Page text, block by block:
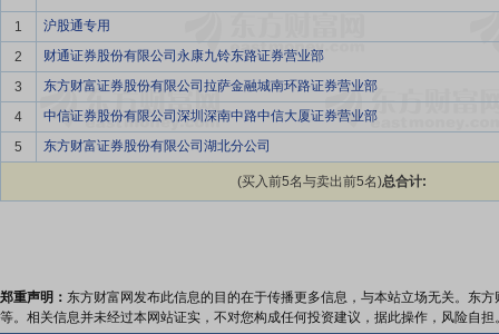
1
沪股通专用
2
财通证券股份有限公司永康九铃东路证券营业部
3
东方财富证券股份有限公司拉萨金融城南环路证券营业部
4
中信证券股份有限公司深圳深南中路中信大厦证券营业部
5
东方财富证券股份有限公司湖北分公司
(买入前5名与卖出前5名)总合计:
郑重声明： 东方财富网发布此信息的目的在于传播更多信息，与本站立场无关。东
等。相关信息并未经过本网站证实，不对您构成任何投资建议，据此操作，风险自担